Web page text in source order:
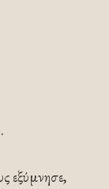
εξύμνησε,